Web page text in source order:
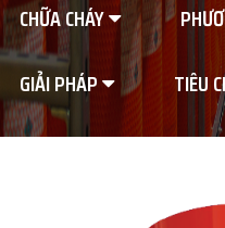
CHỮA CHÁY
GIẢI PHÁP
TIÊU